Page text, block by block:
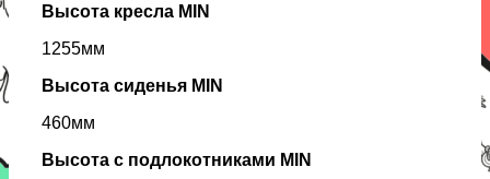
Высота кресла MIN
1255мм
Высота сиденья MIN
460мм
Высота с подлокотниками MIN